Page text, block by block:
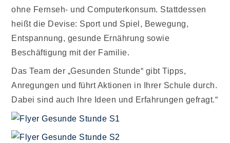
ohne Fernseh- und Computerkonsum. Stattdessen
heißt die Devise: Sport und Spiel, Bewegung,
Entspannung, gesunde Ernährung sowie
Beschäftigung mit der Familie.
Das Team der „Gesunden Stunde“ gibt Tipps,
Anregungen und führt Aktionen in Ihrer Schule durch.
Dabei sind auch Ihre Ideen und Erfahrungen gefragt.“